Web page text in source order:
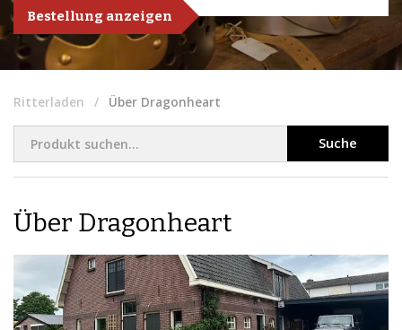
Bestellung anzeigen
Ritterladen Über Dragonheart
Suche
Über Dragonheart